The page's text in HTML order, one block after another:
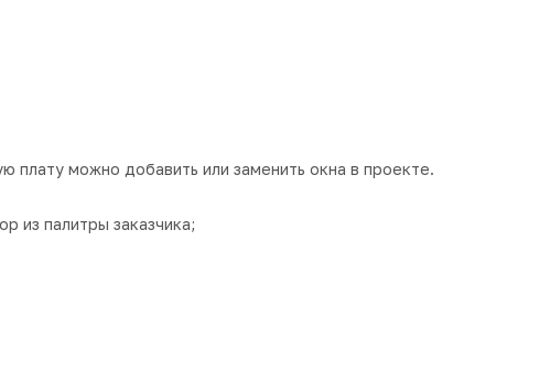
плату можно добавить или заменить окна в проекте.
из палитры заказчика;